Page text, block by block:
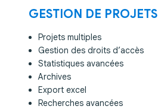
GESTION DE PROJETS
Projets multiples
Gestion des droits d’accès
Statistiques avancées
Archives
Export excel
Recherches avancées